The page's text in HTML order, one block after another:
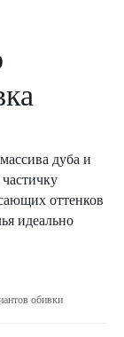
дуба и
оттенков
идеально
обивки